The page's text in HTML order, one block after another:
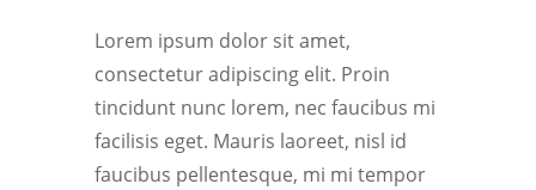
Lorem ipsum dolor sit amet,
consectetur adipiscing elit. Proin
tincidunt nunc lorem, nec faucibus mi
facilisis eget. Mauris laoreet, nisl id
faucibus pellentesque, mi mi tempor